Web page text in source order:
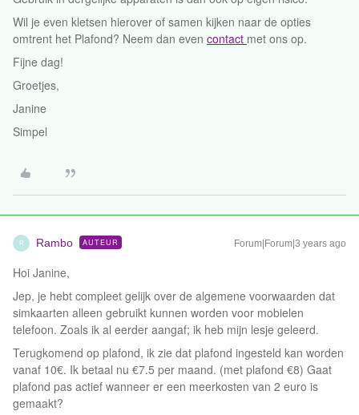
Wil je even kletsen hierover of samen kijken naar de opties
omtrent het Plafond? Neem dan even contact met ons op.
Fijne dag!
Groetjes,
Janine
Simpel
R Rambo AUTEUR Forum|Forum|3 years ago
Hoi Janine,
Jep, je hebt compleet gelijk over de algemene voorwaarden dat
simkaarten alleen gebruikt kunnen worden voor mobielen
telefoon. Zoals ik al eerder aangaf; ik heb mijn lesje geleerd.
Terugkomend op plafond, ik zie dat plafond ingesteld kan worden
vanaf 10€. Ik betaal nu €7.5 per maand. (met plafond €8) Gaat
plafond pas actief wanneer er een meerkosten van 2 euro is
gemaakt?